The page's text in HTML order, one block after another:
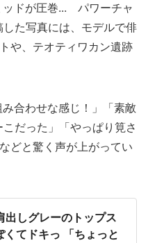
ドが圧巻... パワーチャ
た写真には、モデルで俳
や、テオティワカン遺跡
合わせな感じ！」「素敵
だった」「やっぱり筧さ
どと驚く声が上がってい
出しグレーのトップス
てドキっ 「ちょっと